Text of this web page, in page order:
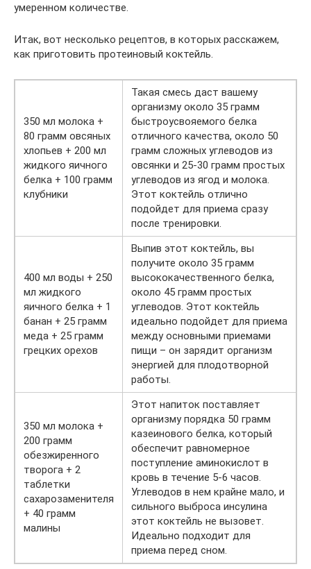
умеренном количестве.
Итак, вот несколько рецептов, в которых расскажем,
как приготовить протеиновый коктейль.
350 мл молока +
80 грамм овсяных
хлопьев + 200 мл
жидкого яичного
белка + 100 грамм
клубники
Такая смесь даст вашему
организму около 35 грамм
быстроусвояемого белка
отличного качества, около 50
грамм сложных углеводов из
овсянки и 25-30 грамм простых
углеводов из ягод и молока.
Этот коктейль отлично
подойдет для приема сразу
после тренировки.
400 мл воды + 250
мл жидкого
яичного белка + 1
банан + 25 грамм
меда + 25 грамм
грецких орехов
Выпив этот коктейль, вы
получите около 35 грамм
высококачественного белка,
около 45 грамм простых
углеводов. Этот коктейль
идеально подойдет для приема
между основными приемами
пищи – он зарядит организм
энергией для плодотворной
работы.
350 мл молока +
200 грамм
обезжиренного
творога + 2
таблетки
сахарозаменителя
+ 40 грамм
малины
Этот напиток поставляет
организму порядка 50 грамм
казеинового белка, который
обеспечит равномерное
поступление аминокислот в
кровь в течение 5-6 часов.
Углеводов в нем крайне мало, и
сильного выброса инсулина
этот коктейль не вызовет.
Идеально подходит для
приема перед сном.